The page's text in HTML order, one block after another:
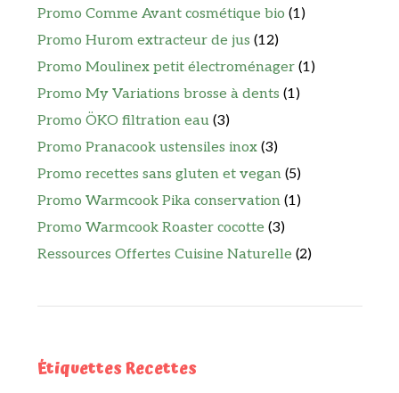
Promo Comme Avant cosmétique bio (1)
Promo Hurom extracteur de jus (12)
Promo Moulinex petit électroménager (1)
Promo My Variations brosse à dents (1)
Promo ÖKO filtration eau (3)
Promo Pranacook ustensiles inox (3)
Promo recettes sans gluten et vegan (5)
Promo Warmcook Pika conservation (1)
Promo Warmcook Roaster cocotte (3)
Ressources Offertes Cuisine Naturelle (2)
Étiquettes Recettes